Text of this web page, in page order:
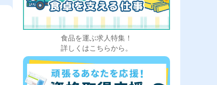
食品を運ぶ求人特集！
詳しくはこちらから。